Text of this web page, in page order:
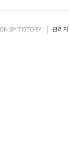
BYTISTORY 관리자